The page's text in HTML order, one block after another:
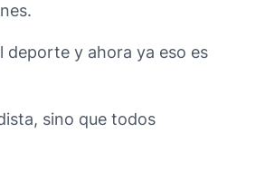
deporte y ahora ya eso es
sino que todos